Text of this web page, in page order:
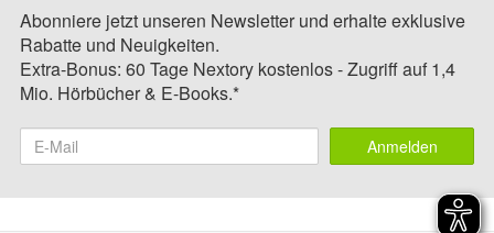
Abonniere jetzt unseren Newsletter und erhalte exklusive
Rabatte und Neuigkeiten.
Extra-Bonus: 60 Tage Nextory kostenlos - Zugriff auf 1,4
Mio. Hörbücher & E-Books.*
Anmelden